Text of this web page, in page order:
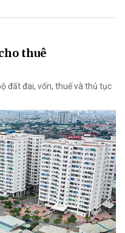
thuê
đất đai, vốn, thuế và thủ tục